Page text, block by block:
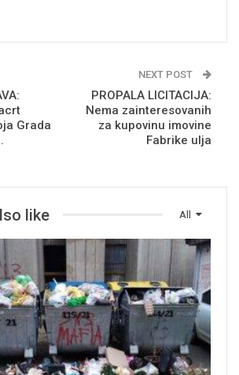
Grada
NEXT POST
PROPALA LICITACIJA:
Nema zainteresovanih
za kupovinu imovine
Fabrike ulja
All
like